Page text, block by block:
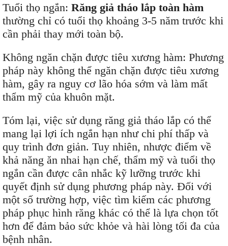
Tuổi thọ ngắn: Răng giả tháo lắp toàn hàm
thường chỉ có tuổi thọ khoảng 3-5 năm trước khi
cần phải thay mới toàn bộ.
Không ngăn chặn được tiêu xương hàm: Phương
pháp này không thể ngăn chặn được tiêu xương
hàm, gây ra nguy cơ lão hóa sớm và làm mất
thẩm mỹ của khuôn mặt.
Tóm lại, việc sử dụng răng giả tháo lắp có thể
mang lại lợi ích ngắn hạn như chi phí thấp và
quy trình đơn giản. Tuy nhiên, nhược điểm về
khả năng ăn nhai hạn chế, thẩm mỹ và tuổi thọ
ngắn cần được cân nhắc kỹ lưỡng trước khi
quyết định sử dụng phương pháp này. Đối với
một số trường hợp, việc tìm kiếm các phương
pháp phục hình răng khác có thể là lựa chọn tốt
hơn để đảm bảo sức khỏe và hài lòng tối đa của
bệnh nhân.